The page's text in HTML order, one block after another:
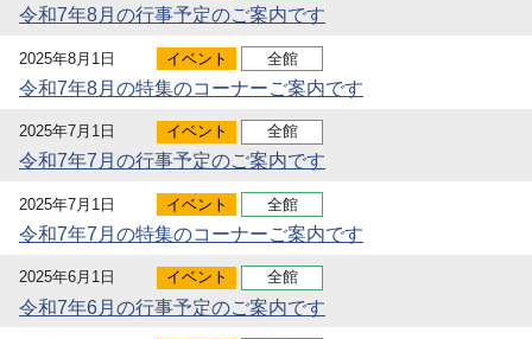
令和7年8月の行事予定のご案内です
2025年8月1日 イベント 全館
令和7年8月の特集のコーナーご案内です
2025年7月1日 イベント 全館
令和7年7月の行事予定のご案内です
2025年7月1日 イベント 全館
令和7年7月の特集のコーナーご案内です
2025年6月1日 イベント 全館
令和7年6月の行事予定のご案内です